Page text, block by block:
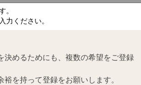
。
力ください。
めるためにも、複数の希望をご登録
を持って登録をお願いします。